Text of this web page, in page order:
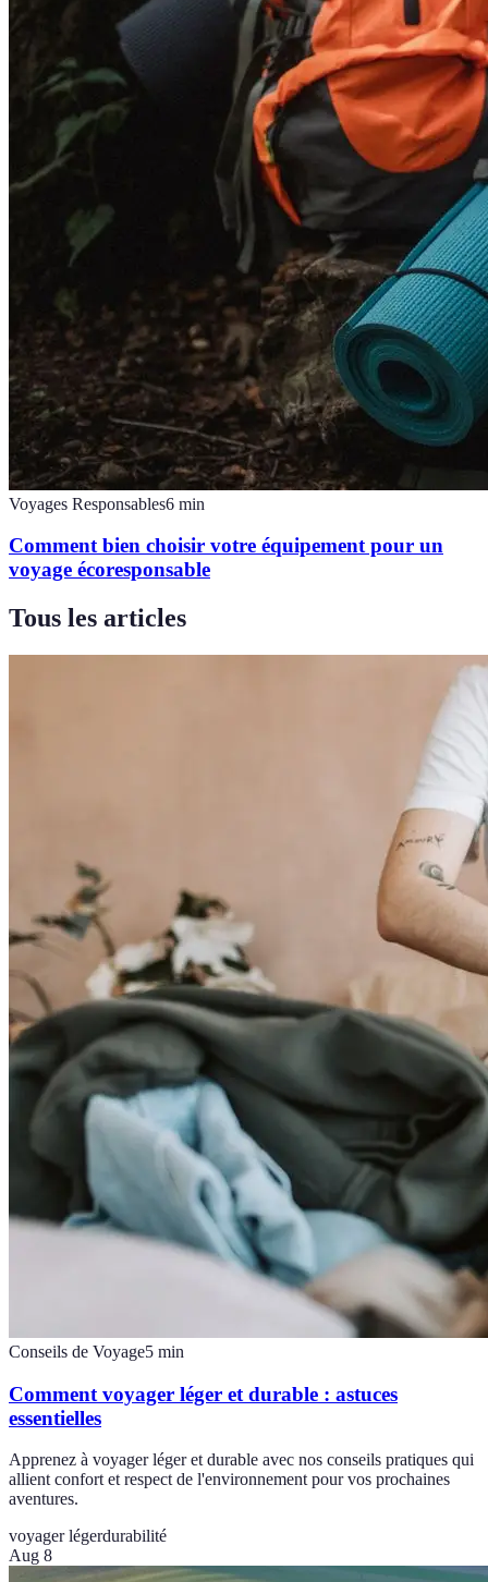
Voyages Responsables6 min
Comment bien choisir votre équipement pour un
voyage écoresponsable
Tous les articles
Conseils de Voyage5 min
Comment voyager léger et durable : astuces
essentielles
Apprenez à voyager léger et durable avec nos conseils pratiques qui
allient confort et respect de l'environnement pour vos prochaines
aventures.
voyager légerdurabilité
Aug 8